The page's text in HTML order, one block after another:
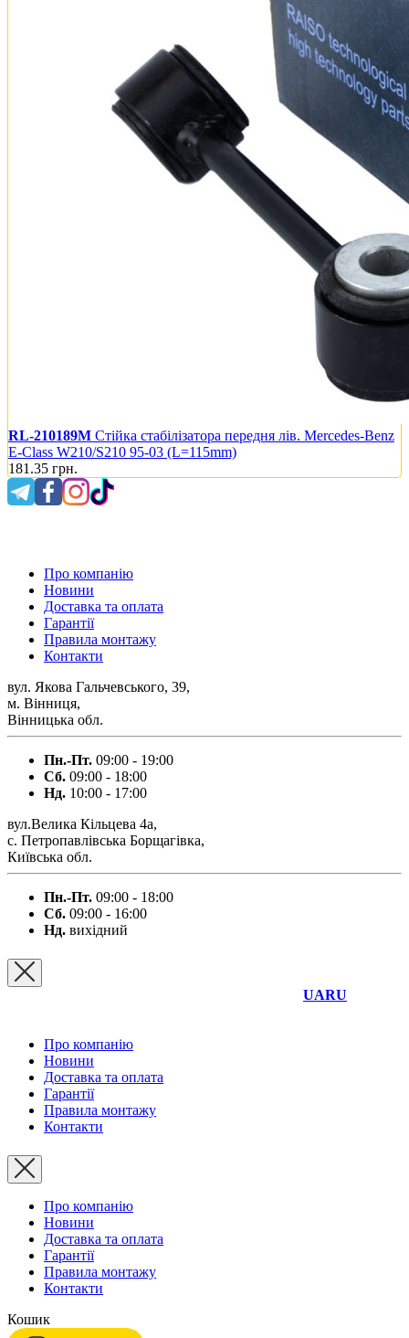
RL-210189M Стійка стабілізатора передня лів. Mercedes-Benz
E-Class W210/S210 95-03 (L=115mm)
181.35 грн.
Про компанію
Новини
Доставка та оплата
Гарантії
Правила монтажу
Контакти
вул. Якова Гальчевського, 39,
м. Вінниця,
Вінницька обл.
Пн.-Пт. 09:00 - 19:00
Сб. 09:00 - 18:00
Нд. 10:00 - 17:00
вул.Велика Кільцева 4а,
с. Петропавлівська Борщагівка,
Київська обл.
Пн.-Пт. 09:00 - 18:00
Сб. 09:00 - 16:00
Нд. вихідний
RU
UA
Про компанію
Новини
Доставка та оплата
Гарантії
Правила монтажу
Контакти
Про компанію
Новини
Доставка та оплата
Гарантії
Правила монтажу
Контакти
Кошик